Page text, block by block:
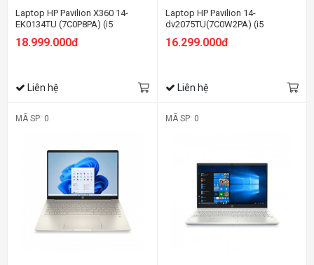
Laptop HP Pavilion X360 14-
EK0134TU (7C0P8PA) (i5
FHD Cảm ứng/Bút/Win11/Vàng)
18.999.000đ
Liên hệ
Laptop HP Pavilion 14-
dv2075TU(7C0W2PA) (i5
FHD/Win11/Bạc)
16.299.000đ
Liên hệ
MÃ SP: 0 MÃ SP: 0